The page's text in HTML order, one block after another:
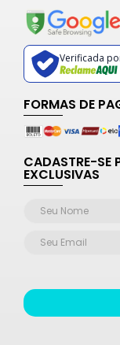
Verificada
FORMAS DE
CADASTRE-SE
EXCLUSIVAS